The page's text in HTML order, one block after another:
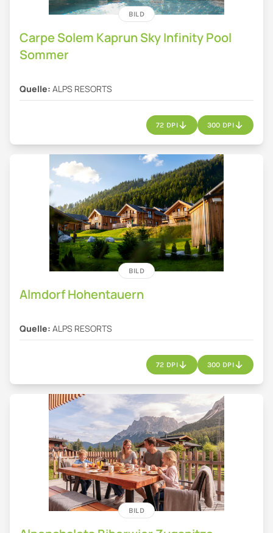
BILD
Carpe Solem Kaprun Sky Infinity Pool
Sommer
Quelle: ALPS RESORTS
72 DPI 300 DPI
BILD
Almdorf Hohentauern
Quelle: ALPS RESORTS
72 DPI 300 DPI
BILD